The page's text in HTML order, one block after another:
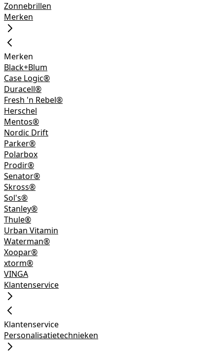
Zonnebrillen
Merken
Merken
Black+Blum
Case Logic®
Duracell®
Fresh 'n Rebel®
Herschel
Mentos®
Nordic Drift
Parker®
Polarbox
Prodir®
Senator®
Skross®
Sol's®
Stanley®
Thule®
Urban Vitamin
Waterman®
Xoopar®
xtorm®
VINGA
Klantenservice
Klantenservice
Personalisatietechnieken